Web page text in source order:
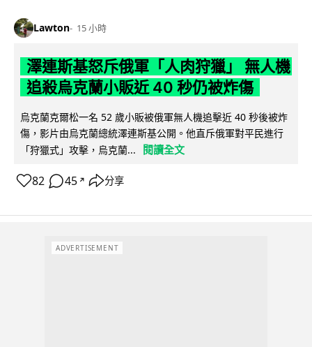
Lawton 15 小時
澤連斯基怒斥俄軍「人肉狩獵」 無人機
追殺烏克蘭小販近 40 秒仍被炸傷
烏克蘭克爾松一名 52 歲小販被俄軍無人機追擊近 40 秒後被炸
傷，影片由烏克蘭總統澤連斯基公開。他直斥俄軍對平民進行
「狩獵式」攻擊，烏克蘭...
閱讀全文
82 45 ↗ 分享
ADVERTISEMENT